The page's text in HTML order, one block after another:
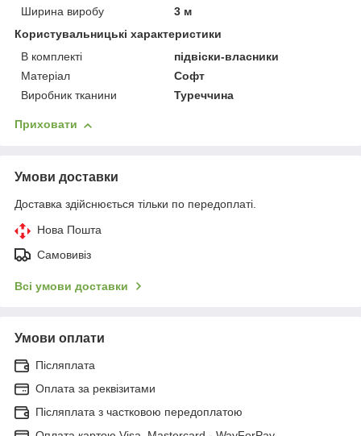
Ширина виробу
3 м
Користувальницькі характеристики
В комплекті
підвіски-власники
Матеріал
Софт
Виробник тканини
Туреччина
Приховати
Умови доставки
Доставка здійснюється тільки по передоплаті.
Нова Пошта
Самовивіз
Всі умови доставки
Умови оплати
Післяплата
Оплата за реквізитами
Післяплата з частковою передоплатою